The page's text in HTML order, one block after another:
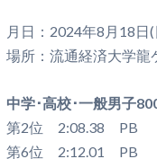
月日：2024年8月18日(
場所：流通経済大学龍
中学･高校･一般男子
第2位 2:08.38 PB
第6位 2:12.01 PB